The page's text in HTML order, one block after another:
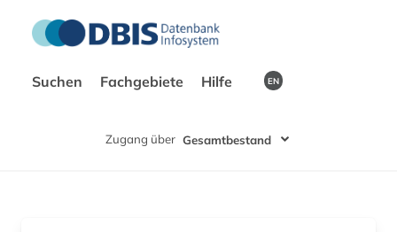
Suchen Fachgebiete Hilfe EN
Zugang über Gesamtbestand